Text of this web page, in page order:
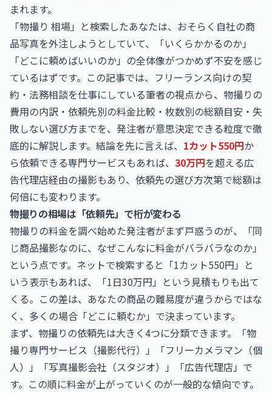
まれます。
「物撮り 相場」と検索したあなたは、おそらく自社の商
品写真を外注しようとしていて、「いくらかかるのか」
「どこに頼めばいいのか」の全体像がつかめず不安を感じ
ているはずです。この記事では、フリーランス向けの契
約・法務相談を仕事にしている筆者の視点から、物撮りの
費用の内訳・依頼先別の料金比較・枚数別の総額目安・失
敗しない選び方までを、発注者が意思決定できる粒度で徹
底的に解説します。結論を先に言えば、 1カット550円か
ら依頼できる専門サービスもあれば、 30万円を超える広
告代理店経由の撮影もあり、依頼先の選び方次第で総額は
何倍にも変わります。
物撮りの相場は「依頼先」で桁が変わる
物撮りの料金を調べ始めた発注者がまず戸惑うのが、「同
じ商品撮影なのに、なぜこんなに料金がバラバラなのか」
という点です。ネットで検索すると「1カット550円」と
いう表示もあれば、「1日30万円」という見積もりも出て
くる。この差は、あなたの商品の難易度が違うからではな
く、多くの場合「どこに頼むか」で決まっています。
まず、物撮りの依頼先は大きく4つに分類できます。「物
撮り専門サービス（撮影代行）」「フリーカメラマン（個
人）」「写真撮影会社（スタジオ）」「広告代理店」で
す。この順に料金が上がっていくのが一般的な傾向です。